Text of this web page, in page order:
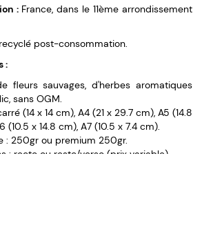
: France, dans le 11ème arrondissement
post-consommation.
:
fleurs sauvages, d'herbes aromatiques
sans OGM.
(14 x 14 cm), A4 (21 x 29.7 cm), A5 (14.8
(10.5 x 14.8 cm), A7 (10.5 x 7.4 cm).
: 250gr ou premium 250gr.
: recto ou resto/verso (prix variable).
avec des encres écologiques à base
7 jours.